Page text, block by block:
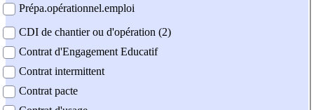
Prépa.opérationnel.emploi
CDI de chantier ou d'opération (2)
Contrat d'Engagement Educatif
Contrat intermittent
Contrat pacte